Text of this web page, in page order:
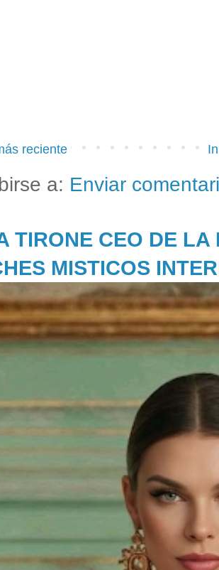
reciente
a: Enviar
TIRONE CEO DE LA
MISTICOS